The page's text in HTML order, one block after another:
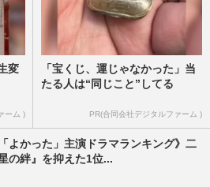
変
ーム )
「宝くじ、運じゃなかった」当
たる人は“同じこと”してる
PR(合同会社デジタルファーム )
よかった」主演ドラマランキング》二
の絆』を抑えた1位...